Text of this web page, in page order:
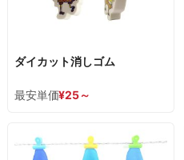
最安単価¥25～
ダイカット消しゴム